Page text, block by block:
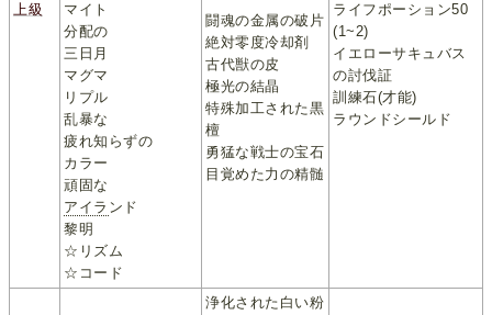
上級
マイト
分配の
三日月
マグマ
リプル
乱暴な
疲れ知らずの
カラー
頑固な
アイラ ンド
黎明
☆リズム
☆コード
闘魂の金属の破片
絶対零度冷却剤
古代獣の皮
極光の結晶
特殊加工された黒
檀
勇猛な戦士の宝石
目覚めた力の精髄
ライフポーション50
(1~2)
イエローサキュバス
の討伐証
訓練石(才能)
ラウンドシールド
浄化された白い粉